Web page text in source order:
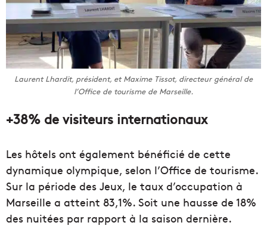
Laurent Lhardit, président, et Maxime Tissot, directeur général de
l’Office de tourisme de Marseille.
+38% de visiteurs internationaux
Les hôtels ont également bénéficié de cette
dynamique olympique, selon l’Office de tourisme.
Sur la période des Jeux, le taux d’occupation à
Marseille a atteint 83,1%. Soit une hausse de 18%
des nuitées par rapport à la saison dernière.